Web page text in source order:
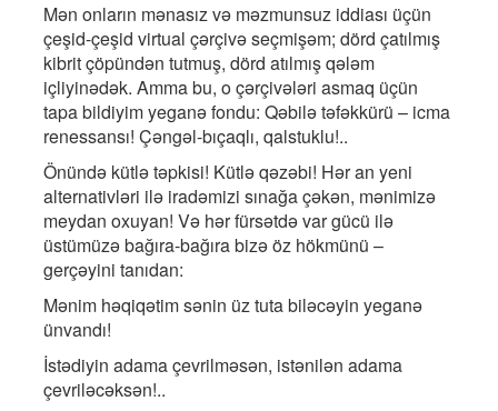
Mən onların mənasız və məzmunsuz iddiası üçün
çeşid-çeşid virtual çərçivə seçmişəm; dörd çatılmış
kibrit çöpündən tutmuş, dörd atılmış qələm
içliyinədək. Amma bu, o çərçivələri asmaq üçün
tapa bildiyim yeganə fondu: Qəbilə təfəkkürü – icma
renessansı! Çəngəl-bıçaqlı, qalstuklu!..
Önündə kütlə təpkisi! Kütlə qəzəbi! Hər an yeni
alternativləri ilə iradəmizi sınağa çəkən, mənimizə
meydan oxuyan! Və hər fürsətdə var gücü ilə
üstümüzə bağıra-bağıra bizə öz hökmünü –
gerçəyini tanıdan:
Mənim həqiqətim sənin üz tuta biləcəyin yeganə
ünvandı!
İstədiyin adama çevrilməsən, istənilən adama
çevriləcəksən!..